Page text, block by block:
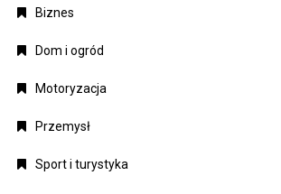
Biznes
Dom i ogród
Motoryzacja
Przemysł
Sport i turystyka